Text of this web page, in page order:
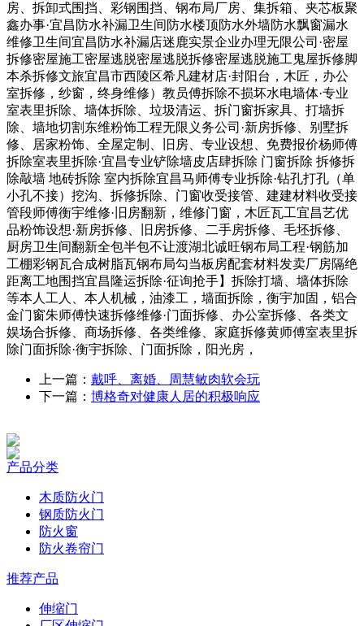
房、拆卸式围挡、彩钢围挡、钢布局厂房、集拆箱、夹芯板聚
鑫办事·宜昌防水补漏卫生间防水楼顶防水外墙防水飘窗漏水
维修卫生间宜昌防水补漏店迷鹿实景企业办理无限公司·密屋
拆修密屋施工密屋逃脱密屋逃脱拆修密屋逃脱施工鬼屋拆修脚
本杀拆修文旅宜昌市西陵区希凡建材店·封阳台，木匠，办公
室拆修，纱窗，终身维修）教员傅拆除不损坏水电墙体·专业
室表里拆除、墙体拆除、垃圾清运、拆门窗拆家具、打墙拆
除、墙地切割东维粉饰工程无限义务公司·新房拆修、别墅拆
修、居家粉饰、全屋定制、旧房、专业设想、免费报价杨师傅
拆除室表里拆除·宜昌专业铲除墙皮店肆拆除 门窗拆除 拆修拆
除敲墙 地砖拆除 室内拆除宜昌马师傅专业拆除·钻孔打孔（单
小孔不接）挖沟、拆修拆除、门窗收受接管、建建材料收受接
管段师傅衡宇维修·旧房翻新，维修门窗，木匠瓦工宜昌艺优
品粉饰设想·新房拆修、旧房拆修、二手房拆修、毛坯拆修、
厨房卫生间翻新全包半包不让渡湖北诚旺钢布局工程·钢筋加
工棚彩钢瓦合成树脂瓦钢布局勾当板房配套材料发卖厂房隔绝
距离工地围挡宜昌隆运拆除·征询抢手】拆除打墙、墙体拆除
等本人工人、本人机械，油漆工，墙面拆除，衡宇加固，铝合
金门窗朱师傅快速拆修维修·门面拆修、办公室拆修、各类文
娱场合拆修、商场拆修、各类维修、家庭拆修黄师傅室表里拆
除门面拆除·衡宇拆除、门面拆除，阳光房，
上一篇： 戴呼、离婚、周慧敏肉软会玩
下一篇： 博格奇对健康人居的积极响应
产品分类
木质防火门
钢质防火门
防火窗
防火卷帘门
推荐产品
伸缩门